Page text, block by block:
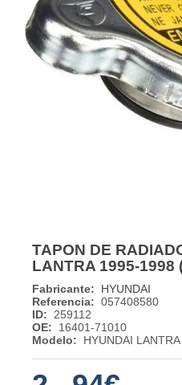
TAPON DE
LANTRA 1995-1998
Fabricante:
HYUNDAI
Referencia: 057408580
ID:
259112
OE:
16401-71010
Modelo:
HYUNDAI